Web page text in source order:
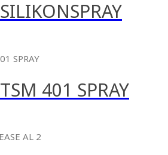
401 SPRAY